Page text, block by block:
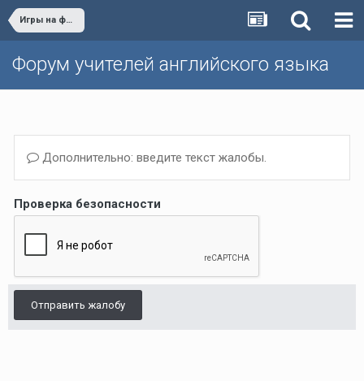
Игры на форуме
Форум учителей английского языка
Дополнительно: введите текст жалобы.
Проверка безопасности
Отправить жалобу